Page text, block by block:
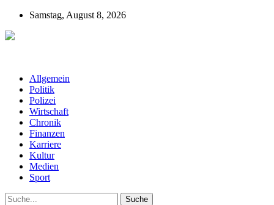
Samstag, August 8, 2026
Allgemein
Politik
Polizei
Wirtschaft
Chronik
Finanzen
Karriere
Kultur
Medien
Sport